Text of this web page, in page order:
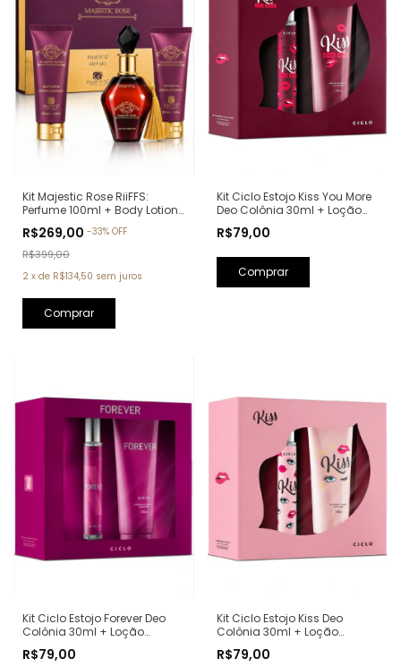
Kit Majestic Rose RiiFFS:
Perfume 100ml + Body Lotion
(Ref. Olfativa: La Vie Est Belle
Lancôme)
R$269,00 -33% OFF
R$399,00
2 x de R$134,50 sem juros
Kit Ciclo Estojo Kiss You More
Deo Colônia 30ml + Loção
Olfativa: Libre Yves Saint
R$79,00
Kit Ciclo Estojo Forever Deo
Colônia 30ml + Loção
Olfativa: Fantasy Britney
R$79,00
Kit Ciclo Estojo Kiss Deo
Colônia 30ml + Loção
Olfativa: Good Girl Carolina
R$79,00